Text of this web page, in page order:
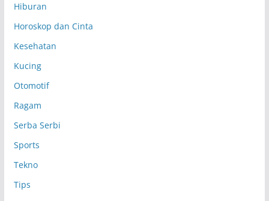
Hiburan
Horoskop dan Cinta
Kesehatan
Kucing
Otomotif
Ragam
Serba Serbi
Sports
Tekno
Tips